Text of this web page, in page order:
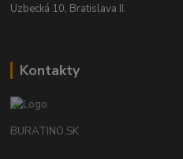
Uzbecká 10, Bratislava II.
Kontakty
BURATINO.SK